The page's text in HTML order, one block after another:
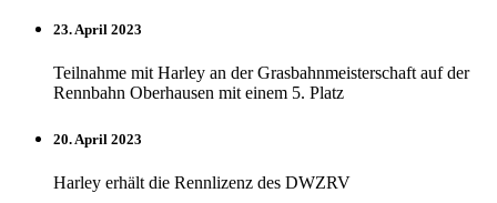
23. April 2023
Teilnahme mit Harley an der Grasbahnmeisterschaft auf der
Rennbahn Oberhausen mit einem 5. Platz
20. April 2023
Harley erhält die Rennlizenz des DWZRV